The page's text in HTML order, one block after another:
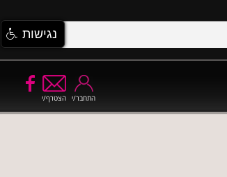
הצטרף/י התחבר/י
נגישות